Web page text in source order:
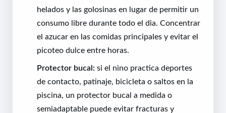
helados y las golosinas en lugar de permitir un
consumo libre durante todo el dia. Concentrar
el azucar en las comidas principales y evitar el
picoteo dulce entre horas.
Protector bucal: si el nino practica deportes
de contacto, patinaje, bicicleta o saltos en la
piscina, un protector bucal a medida o
semiadaptable puede evitar fracturas y